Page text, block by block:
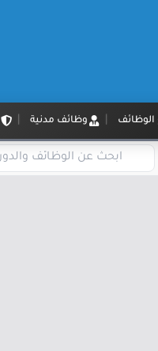
وظائف مدنية